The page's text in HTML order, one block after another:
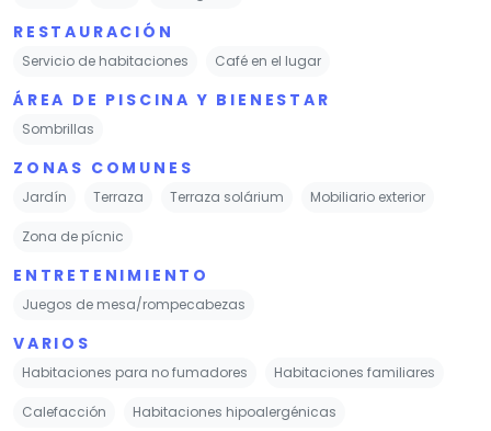
RESTAURACIÓN
Servicio de habitaciones Café en el lugar
ÁREA DE PISCINA Y BIENESTAR
Sombrillas
ZONAS COMUNES
Jardín Terraza Terraza solárium Mobiliario exterior
Zona de pícnic
ENTRETENIMIENTO
Juegos de mesa/rompecabezas
VARIOS
Habitaciones para no fumadores Habitaciones familiares
Calefacción Habitaciones hipoalergénicas